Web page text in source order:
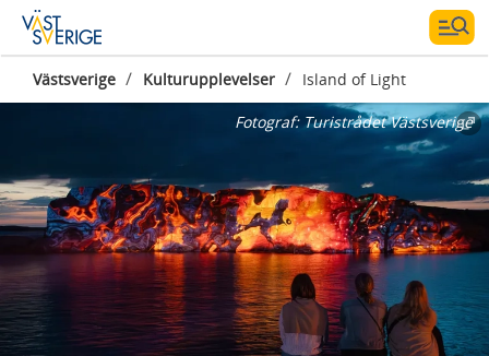
Västsverige / Kulturupplevelser / Island of Light
Fotograf:Turistrådet Västsverige